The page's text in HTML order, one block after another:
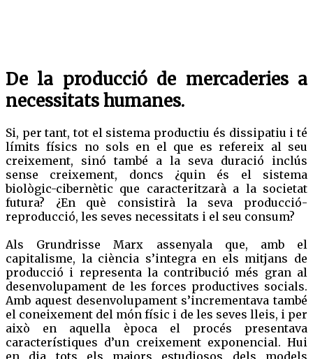
De la producció de mercaderies a
necessitats humanes.
Si, per tant, tot el sistema productiu és dissipatiu i té
límits físics no sols en el que es refereix al seu
creixement, sinó també a la seva duració inclús
sense creixement, doncs ¿quin és el sistema
biològic-cibernètic que caracteritzarà a la societat
futura? ¿En què consistirà la seva producció-
reproducció, les seves necessitats i el seu consum?
Als Grundrisse Marx assenyala que, amb el
capitalisme, la ciència s’integra en els mitjans de
producció i representa la contribució més gran al
desenvolupament de les forces productives socials.
Amb aquest desenvolupament s’incrementava també
el coneixement del món físic i de les seves lleis, i per
això en aquella època el procés presentava
característiques d’un creixement exponencial. Hui